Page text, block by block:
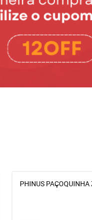
PHINUS PAÇOQUINHA